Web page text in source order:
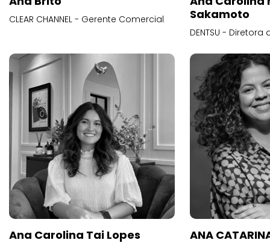
CLEAR CHANNEL - Gerente Comercial
Sakamoto
DENTSU -
Ana Carolina Tai Lopes ANA